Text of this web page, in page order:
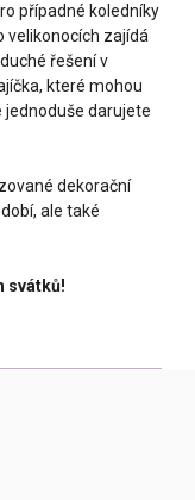
případné koledníky
velikonocích zajídá
řešení v
které mohou
jednoduše darujete
dekorační
ale také
svátků!